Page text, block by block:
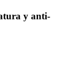
y anti-